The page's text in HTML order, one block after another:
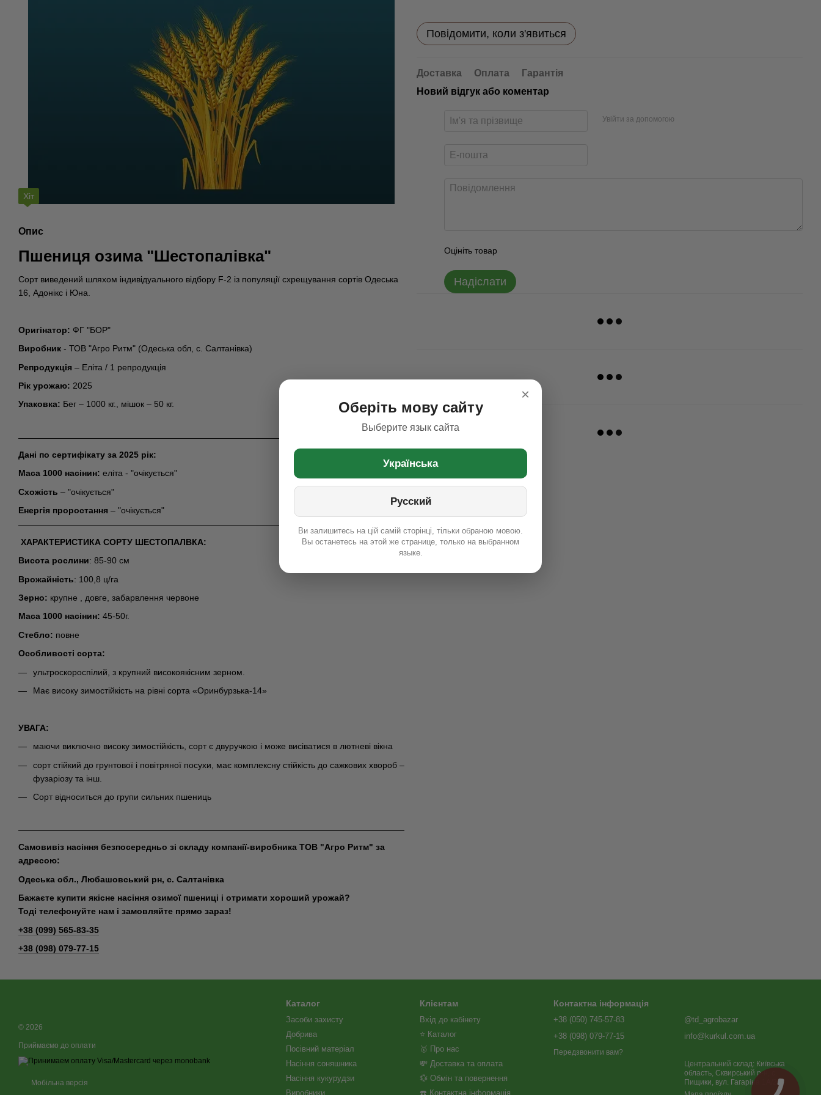
Хіт
Опис
Пшениця озима "Шестопалівка"
Сорт виведений шляхом індивідуального відбору F-2 із популяції схрещування сортів Одеська
16, Адонікс і Юна.
Оригінатор: ФГ "БОР"
Виробник - ТОВ "Агро Ритм" (Одеська обл, с. Салтанівка)
Репродукція – Еліта / 1 репродукція
Рік урожаю: 2025
Упаковка: Бег – 1000 кг., мішок – 50 кг.
Дані по сертифікату за 2025 рік:
Маса 1000 насінин: еліта - "очікується"
Схожість – "очікується"
Енергія проростання – "очікується"
ХАРАКТЕРИСТИКА СОРТУ ШЕСТОПАЛВКА:
Висота рослини: 85-90 см
Врожайність: 100,8 ц/га
Зерно: крупне , довге, забарвлення червоне
Маса 1000 насінин: 45-50г.
Стебло: повне
Особливості сорта:
ультроскороспілий, з крупний високоякісним зерном.
Має високу зимостійкість на рівні сорта «Оринбурзька-14»
УВАГА:
маючи виключно високу зимостійкість, сорт є двуручкою і може висіватися в лютневі вікна
сорт стійкий до грунтової і повітряної посухи, має комплексну стійкість до сажкових хвороб –
фузаріозу та інш.
Сорт відноситься до групи сильних пшениць
Самовивіз насіння безпосередньо зі складу компанії-виробника ТОВ "Агро Ритм" за
адресою:
Одеська обл., Любашовський рн, с. Салтанівка
Бажаєте купити якісне насіння озимої пшениці і отримати хороший урожай?
Тоді телефонуйте нам і замовляйте прямо зараз!
+38 (099) 565-83-35
+38 (098) 079-77-15
Повідомити, коли з'явиться
Доставка Оплата
Гарантія
Новий відгук або коментар
Увійти за допомогою
Оцініть товар
Надіслати
© 2026
Приймаємо до оплати
Мобільна версія
Каталог
Засоби захисту
Добрива
Посівний матеріал
Насіння соняшника
Насіння кукурудзи
Виробники
Клієнтам
Вхід до кабінету
⭐ Каталог
🥇 Про нас
💸 Доставка та оплата
💱 Обмін та повернення
☎️ Контактна інформація
Контактна інформація
+38 (050) 745-57-83
+38 (098) 079-77-15
Передзвонити вам?
@td_agrobazar
info@kurkul.com.ua
Центральний склад: Київська
область, Сквирський р-н, с.
Пищики, вул. Гагаріна 1А/2
×
Оберіть мову сайту
Выберите язык сайта
Українська
Русский
Ви залишитесь на цій самій сторінці, тільки обраною мовою.
Вы останетесь на этой же странице, только на выбранном
языке.